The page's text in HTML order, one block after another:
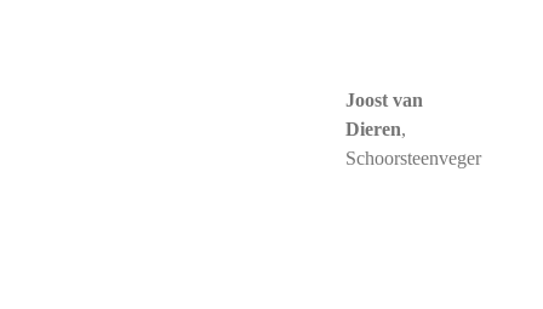
Joost van
Dieren,
Schoorsteenveger